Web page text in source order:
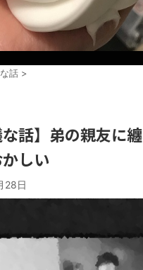
話 >
な話】弟の親友に
しい
28日